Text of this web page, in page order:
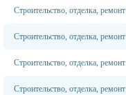
Строительство, отделка, ремонт
Строительство, отделка, ремонт
Строительство, отделка, ремонт
Строительство, отделка, ремонт